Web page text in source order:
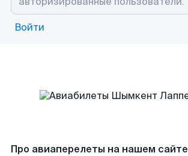
Войти
Про авиаперелеты на нашем сайте